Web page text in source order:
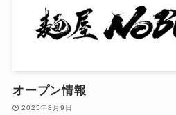
オープン情報
2025年8月9日